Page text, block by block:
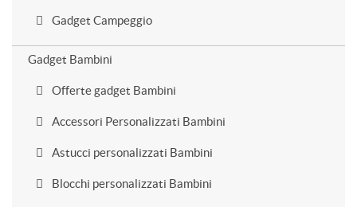
Gadget Campeggio
Gadget Bambini
Offerte gadget Bambini
Accessori Personalizzati Bambini
Astucci personalizzati Bambini
Blocchi personalizzati Bambini